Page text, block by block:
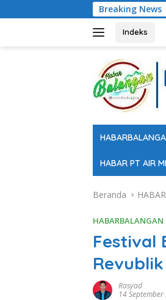
ke
Breaking News
Indeks
HABAR PT AIR
Beranda
HABARBALANGAN
Festival
Rasyad
14